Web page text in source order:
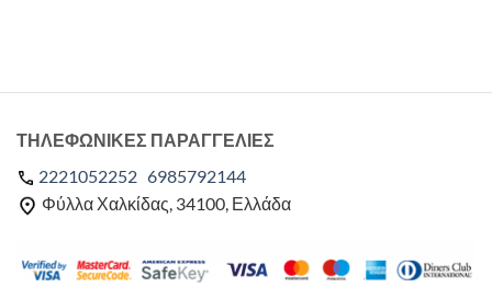
ΤΗΛΕΦΩΝΙΚΕΣ ΠΑΡΑΓΓΕΛΙΕΣ
2221052252 6985792144
Φύλλα Χαλκίδας, 34100, Ελλάδα